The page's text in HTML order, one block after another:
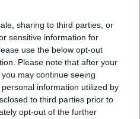
sharing to third parties, or
sensitive information for
use the below opt-out
Please note that after your
may continue seeing
information utilized by
to third parties prior to
opt-out of the further
tue segnalazioni,
e le tue foto
al numero +39